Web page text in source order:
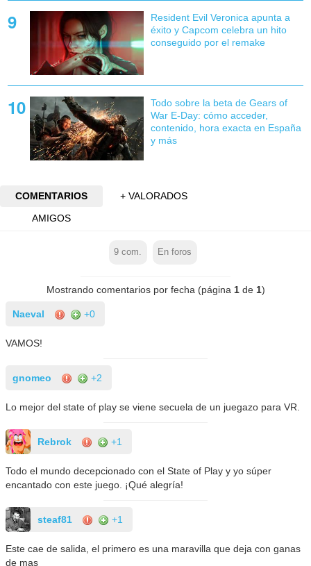
Resident Evil Veronica apunta a
éxito y Capcom celebra un hito
conseguido por el remake
Todo sobre la beta de Gears of
War E-Day: cómo acceder,
contenido, hora exacta en España
y más
COMENTARIOS
+ VALORADOS
AMIGOS
9 com. En foros
Mostrando comentarios por fecha (página 1de 1)
Naeval +0
VAMOS!
gnomeo +2
Lo mejor del state of play se viene secuela de un juegazo para VR.
Rebrok +1
Todo el mundo decepcionado con el State of Play y yo súper
encantado con este juego. ¡Qué alegría!
steaf81 +1
Este cae de salida, el primero es una maravilla que deja con ganas
de mas